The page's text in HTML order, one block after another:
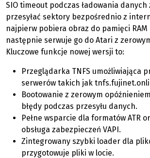
SIO timeout podczas ładowania danych
przesyłać sektory bezpośrednio z
najpierw pobiera obraz do pamięci RAM
następnie serwuje go do Atari z
Kluczowe funkcje nowej wersji to:
Przeglądarka TNFS umożliwiająca
serwerów takich jak
Bootowanie z zerowym
błędy podczas przesyłu danych.
Pełne wsparcie dla formatów ATR
obsługa zabezpieczeń VAPI.
Zintegrowany szybki loader dla
przygotowuje pliki w locie.